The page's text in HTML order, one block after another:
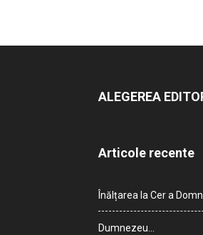
ALEGEREA
Articole recente
Înălțarea la Cer a
Dumnezeu…